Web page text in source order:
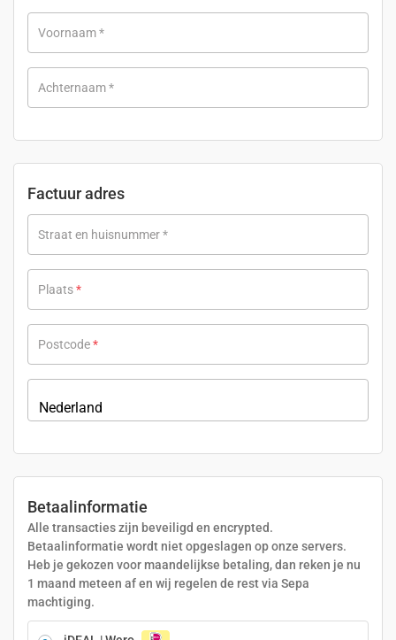
Voornaam*
Achternaam*
Factuur adres
Straat en huisnummer*
Plaats*
Postcode*
Nederland
Betaalinformatie
Alle transacties zijn beveiligd en encrypted.
Betaalinformatie wordt niet opgeslagen op onze servers.
Heb je gekozen voor maandelijkse betaling, dan reken je nu
1 maand meteen af en wij regelen de rest via Sepa
machtiging.